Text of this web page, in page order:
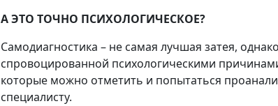
А ЭТО ТОЧНО ПСИХОЛОГИЧЕСКОЕ?
Самодиагностика – не самая лучшая затея,
спровоцированной психологическими
которые можно отметить и попытаться
специалисту.